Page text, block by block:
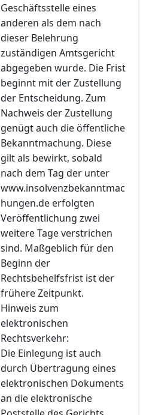
Geschäftsstelle eines
anderen als dem nach
dieser Belehrung
zuständigen Amtsgericht
abgegeben wurde. Die Frist
beginnt mit der Zustellung
der Entscheidung. Zum
Nachweis der Zustellung
genügt auch die öffentliche
Bekanntmachung. Diese
gilt als bewirkt, sobald
nach dem Tag der unter
www.insolvenzbekanntmac
hungen.de erfolgten
Veröffentlichung zwei
weitere Tage verstrichen
sind. Maßgeblich für den
Beginn der
Rechtsbehelfsfrist ist der
frühere Zeitpunkt.
Hinweis zum
elektronischen
Rechtsverkehr:
Die Einlegung ist auch
durch Übertragung eines
elektronischen Dokuments
an die elektronische